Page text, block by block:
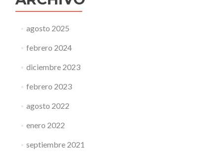
agosto 2025
febrero 2024
diciembre 2023
febrero 2023
agosto 2022
enero 2022
septiembre 2021